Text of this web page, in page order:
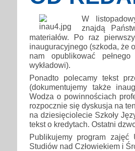
W
znajdą
materiałów. Po raz
inauguracyjnego (szkoda, że
nam opublikować
wykładowi).
Ponadto polecamy tekst
(dokumentujemy także
Wodza o powinnościach
rozpocznie się dyskusja na
na dziesięciolecie Szkoły
tekst o kredytach. Ostatni
Publikujemy program zajęć
Studiów nad Człowiekiem i